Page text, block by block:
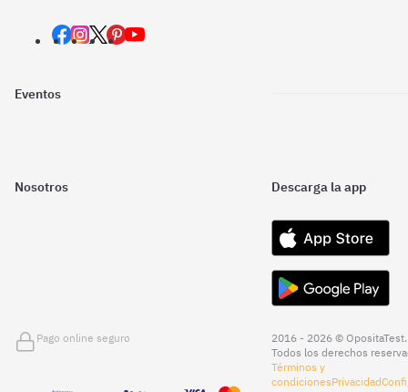
Eventos
Nosotros Descarga la app
Pago online seguro
2016 - 2026 © OpositaTest.
Todos los derechos
Términos y
condicionesPrivacidad